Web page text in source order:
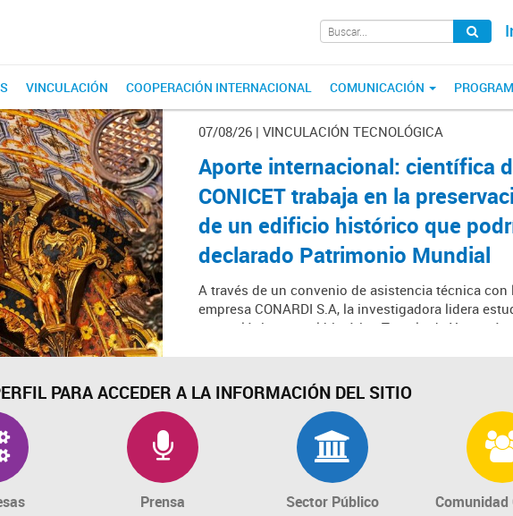
VINCULACIÓN COOPERACIÓN INTERNACIONAL COMUNICACIÓN
07/08/26 | VINCULACIÓN TECNOLÓGICA
Aporte internacional: científica
CONICET trabaja en la
de un edificio histórico que
declarado Patrimonio Mundial
A través de un convenio de asistencia técnica con
empresa CONARDI S.A, la investigadora lidera
arqueológicos en el histórico Templo de Yaguarón
PARA ACCEDER A LA INFORMACIÓN DEL SITIO
Prensa Sector Público Comunidad